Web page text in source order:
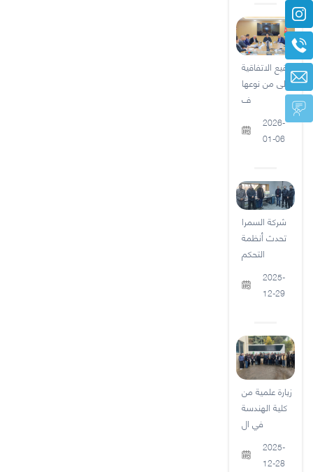
توقيع الاتفاقية
الأولى من نوعها
ف
2026-
01-06
شركة السمرا
تحدث أنظمة
التحكم
2025-
12-29
زيارة علمية من
كلية الهندسة
في ال
2025-
12-28